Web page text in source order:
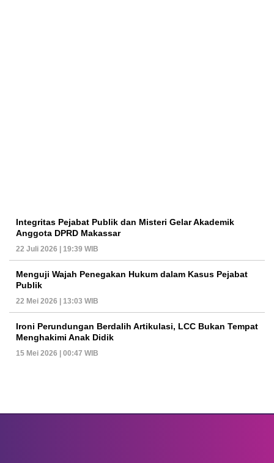
Integritas Pejabat Publik dan Misteri Gelar Akademik
Anggota DPRD Makassar
22 Juli 2026 | 19:39 WIB
Menguji Wajah Penegakan Hukum dalam Kasus Pejabat
Publik
22 Mei 2026 | 13:03 WIB
Ironi Perundungan Berdalih Artikulasi, LCC Bukan Tempat
Menghakimi Anak Didik
15 Mei 2026 | 00:47 WIB